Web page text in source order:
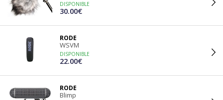
DISPONIBLE
30.00€
RODE
WSVM
DISPONIBLE
22.00€
RODE
Blimp